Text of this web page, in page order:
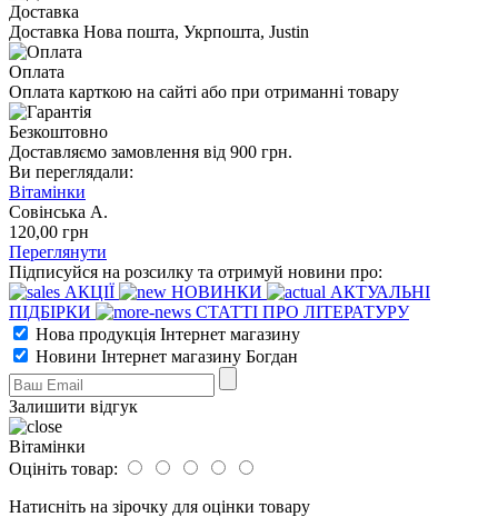
Доставка
Доставка Нова пошта, Укрпошта, Justin
Оплата
Оплата карткою на сайті або при отриманні товару
Безкоштовно
Доставляємо замовлення від 900 грн.
Ви переглядали:
Вітамінки
Совінська А.
120,00 грн
Переглянути
Підписуйся на розсилку та отримуй новини про:
АКЦІЇ
НОВИНКИ
АКТУАЛЬНІ
ПІДБІРКИ
СТАТТІ ПРО ЛІТЕРАТУРУ
Нова продукція Інтернет магазину
Новини Інтернет магазину Богдан
Залишити відгук
Вітамінки
Оцініть товар:
Натисніть на зірочку для оцінки товару